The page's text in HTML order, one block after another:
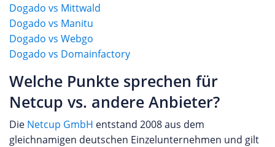
Dogado vs Mittwald
Dogado vs Manitu
Dogado vs Webgo
Dogado vs Domainfactory
Welche Punkte sprechen für
Netcup vs. andere Anbieter?
Die Netcup GmbH entstand 2008 aus dem
gleichnamigen deutschen Einzelunternehmen und gilt